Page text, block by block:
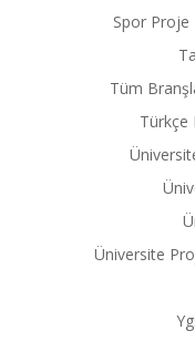
Spor
Tüm
Türkçe
Üniversite